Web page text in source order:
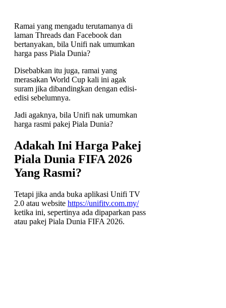
Ramai yang mengadu terutamanya di
laman Threads dan Facebook dan
bertanyakan, bila Unifi nak umumkan
harga pass Piala Dunia?
Disebabkan itu juga, ramai yang
merasakan World Cup kali ini agak
suram jika dibandingkan dengan edisi-
edisi sebelumnya.
Jadi agaknya, bila Unifi nak umumkan
harga rasmi pakej Piala Dunia?
Adakah Ini Harga Pakej
Piala Dunia FIFA 2026
Yang Rasmi?
Tetapi jika anda buka aplikasi Unifi TV
2.0 atau website https://unifitv.com.my/
ketika ini, sepertinya ada dipaparkan pass
atau pakej Piala Dunia FIFA 2026.